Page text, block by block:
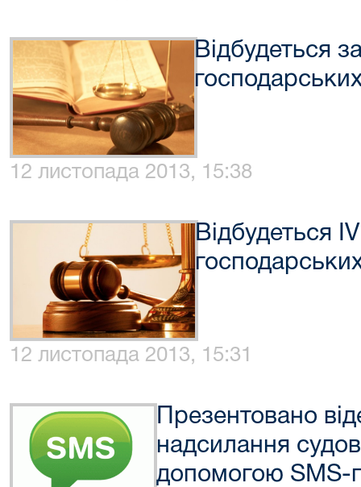
Відбудеться
12 листопада 2013, 15:38
Відбудеться
12 листопада 2013, 15:31
Презентовано
надсилання
допомогою SMS-